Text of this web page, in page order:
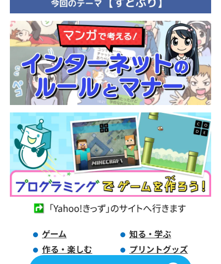
ゲーム
知る・学ぶ
作る・楽しむ
プリントグッズ